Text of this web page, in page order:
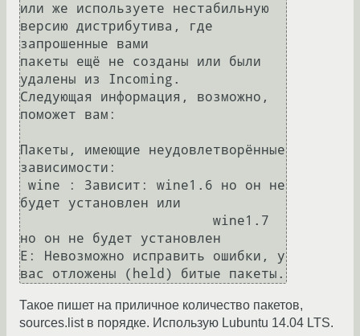
или же используете нестабильную
версию дистрибутива, где
запрошенные вами
пакеты ещё не созданы или были
удалены из Incoming.
Следующая информация, возможно,
поможет вам:
Пакеты, имеющие неудовлетворённые
зависимости:
будет установлен или
но он не будет установлен
E: Невозможно исправить ошибки, у
вас отложены (held) битые пакеты.
Такое пишет на приличное количество пакетов,
sources.list в порядке. Использую Lubuntu 14.04 LTS.